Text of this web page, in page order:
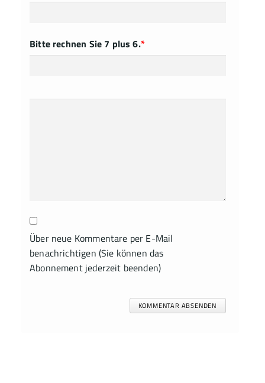
Bitte rechnen Sie 7 plus 6.*
Über neue Kommentare per E-Mail
benachrichtigen (Sie können das
Abonnement jederzeit beenden)